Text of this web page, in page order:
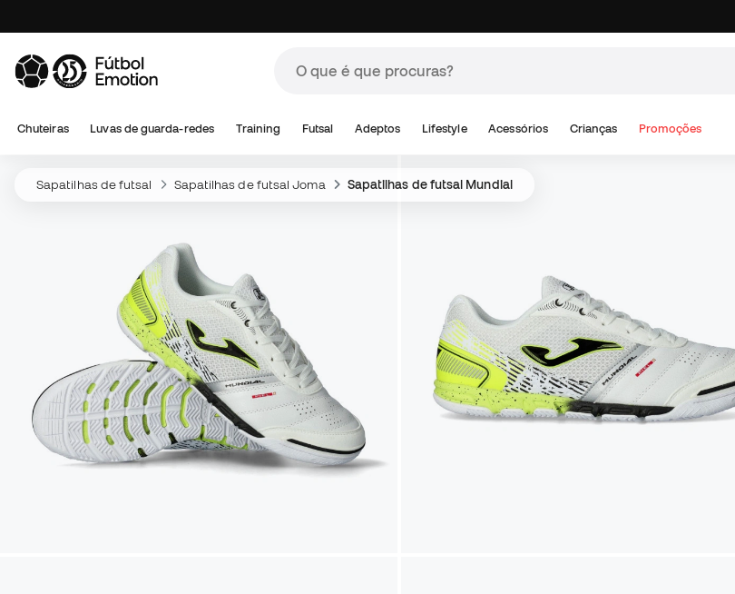
Chuteiras Luvas de guarda-redes Training Futsal Adeptos Lifestyle Acessórios Crianças Promoções
Sapatilhas de futsal Sapatilhas de futsal Joma Sapatilhas de futsal Mundial